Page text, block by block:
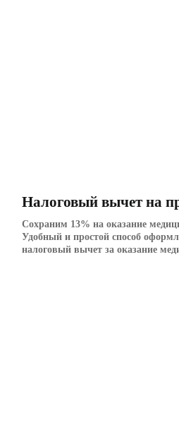
Налоговый вычет на
Сохраним 13% на оказание
Удобный и простой способ
налоговый вычет за оказание